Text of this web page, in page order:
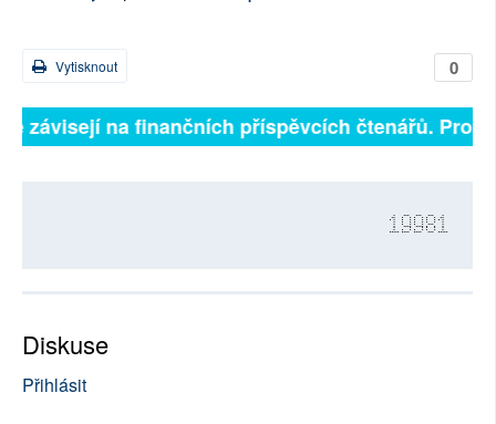
0
Vytisknout
závisejí na finančních příspěvcích čtenářů.
19981
Diskuse
Přihlásit